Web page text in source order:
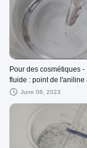
Pour des cosmétiques -
fluide : point de l'aniline
June 08, 2023